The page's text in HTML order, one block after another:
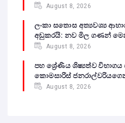
August 8, 2026
ලංකා සතොස අත්‍යවශ්‍ය
අඩුකරයි: නව මිල ගණන්
August 8, 2026
පහ ශ්‍රේණිය ශිෂ්‍යත්ව විභාගය
කොමසාරිස්
August 8, 2026